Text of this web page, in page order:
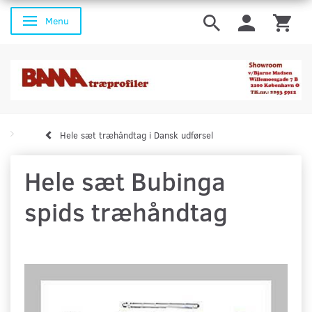
Skifte navigation
Menu
Hele sæt træhåndtag i Dansk udførsel
Hele sæt Bubinga
spids træhåndtag